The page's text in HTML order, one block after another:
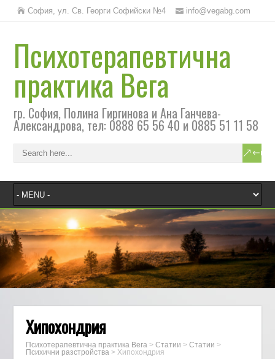
София, ул. Св. Георги Софийски №4 info@vegabg.com
Психотерапевтична
практика Вега
гр. София, Полина Гиргинова и Ана Ганчева-
Александрова, тел: 0888 65 56 40 и 0885 51 11 58
Хипохондрия
Психотерапевтична практика Вега >Статии >Статии >
Психични разстройства >Хипохондрия